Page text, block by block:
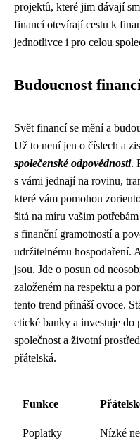
projektů, které jim dávají
financí otevírají cestu k
jednotlivce i pro celou
Budoucnost
Svět financí se mění a
Už to není jen o číslech a
společenské odpovědnosti.
s vámi jednají na rovinu,
které vám pomohou
šitá na míru vašim
s finanční gramotností a
udržitelnému hospodaření.
jsou. Jde o posun od
založeném na respektu a
tento trend přináší ovoce.
etické banky a investuje do
společnost a životní
přátelská.
Funkce
Poplatky Nízké